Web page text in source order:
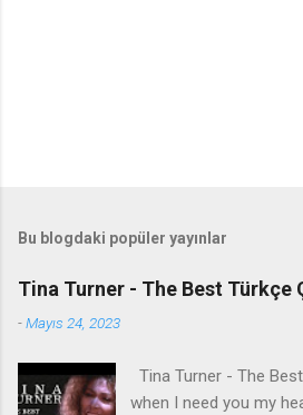
Bu blogdaki popüler yayınlar
Tina Turner - The Best Türkçe
-Mayıs 24, 2023
Tina Turner - The
when I need you my